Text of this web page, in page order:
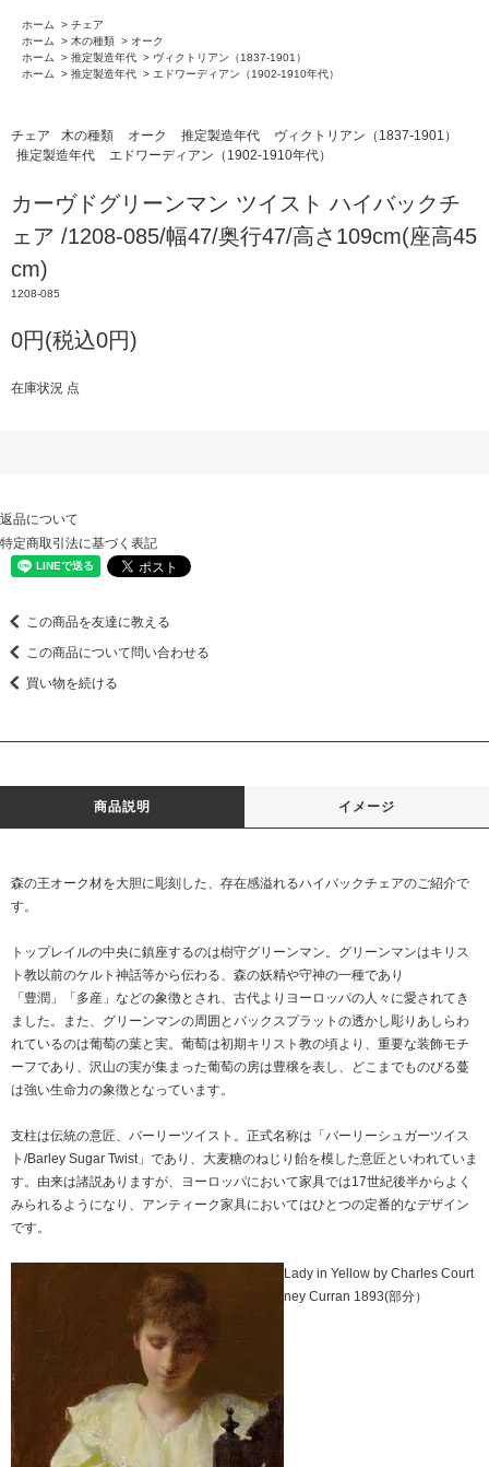
ホーム > チェア
ホーム
> 木の種類 > オーク
ホーム
> 推定製造年代 > ヴィクトリアン（1837-1901）
ホーム
> 推定製造年代 > エドワーディアン（1902-1910年代）
チェア 木の種類 オーク 推定製造年代
ヴィクトリアン（1837-1901）
推定製造年代
エドワーディアン（1902-1910年代）
カーヴドグリーンマン ツイスト ハイバックチ
ェア /1208-085/幅47/奥行47/高さ109cm(座高45
cm)
1208-085
0円(税込0円)
在庫状況 点
返品について
特定商取引法に基づく表記
この商品を友達に教える
この商品について問い合わせる
買い物を続ける
商品説明 イメージ
森の王オーク材を大胆に彫刻した、存在感溢れるハイバックチェアのご紹介で
す。
トップレイルの中央に鎮座するのは樹守グリーンマン。グリーンマンはキリス
ト教以前のケルト神話等から伝わる、森の妖精や守神の一種であり
「豊潤」「多産」などの象徴とされ、古代よりヨーロッパの人々に愛されてき
ました。また、グリーンマンの周囲とバックスプラットの透かし彫りあしらわ
れているのは葡萄の葉と実。葡萄は初期キリスト教の頃より、重要な装飾モチ
ーフであり、沢山の実が集まった葡萄の房は豊穣を表し、どこまでものびる蔓
は強い生命力の象徴となっています。
支柱は伝統の意匠、バーリーツイスト。正式名称は「バーリーシュガーツイス
ト/Barley Sugar Twist」であり、大麦糖のねじり飴を模した意匠といわれていま
す。由来は諸説ありますが、ヨーロッパにおいて家具では17世紀後半からよく
みられるようになり、アンティーク家具においてはひとつの定番的なデザイン
です。
Lady in Yellow by Charles Court
ney Curran 1893(部分）